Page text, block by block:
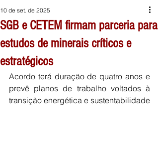
SGB e CETEM firmam parceria para
estudos de minerais críticos e
estratégicos
10 de set. de 2025
Acordo terá duração de quatro anos e
prevê planos de trabalho voltados à
transição energética e sustentabilidade